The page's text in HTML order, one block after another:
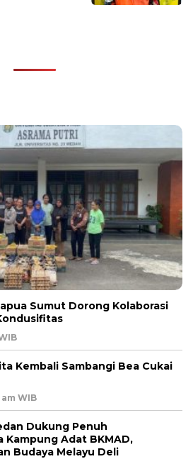
Sumut Dorong Kolaborasi
Kembali Sambangi Bea Cukai
WIB
Dukung Penuh
Kampung Adat BKMAD,
Budaya Melayu Deli